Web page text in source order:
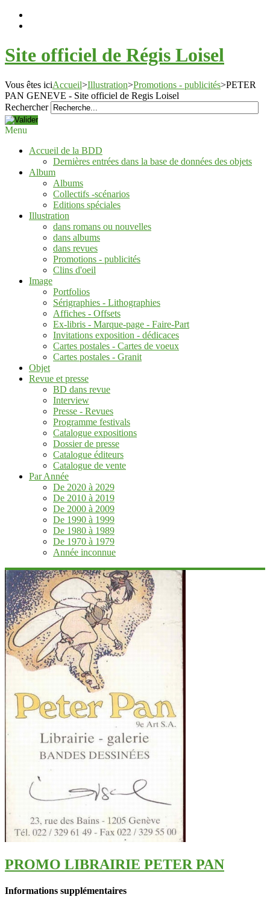
Site officiel de Régis Loisel
Vous êtes iciAccueil>Illustration>Promotions - publicités>PETER
PAN GENEVE - Site officiel de Regis Loisel
Rechercher
Menu
Accueil de la BDD
Dernières entrées dans la base de données des objets
Album
Albums
Collectifs -scénarios
Editions spéciales
Illustration
dans romans ou nouvelles
dans albums
dans revues
Promotions - publicités
Clins d'oeil
Image
Portfolios
Sérigraphies - Lithographies
Affiches - Offsets
Ex-libris - Marque-page - Faire-Part
Invitations exposition - dédicaces
Cartes postales - Cartes de voeux
Cartes postales - Granit
Objet
Revue et presse
BD dans revue
Interview
Presse - Revues
Programme festivals
Catalogue expositions
Dossier de presse
Catalogue éditeurs
Catalogue de vente
Par Année
De 2020 à 2029
De 2010 à 2019
De 2000 à 2009
De 1990 à 1999
De 1980 à 1989
De 1970 à 1979
Année inconnue
PROMO LIBRAIRIE PETER PAN
Informations supplémentaires